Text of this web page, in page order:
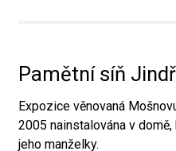
Pamětní síň
Expozice věnovaná
2005 nainstalována v
jeho manželky.